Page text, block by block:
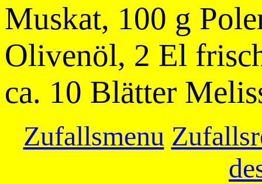
Muskat, 100 g
Olivenöl, 2 El
ca. 10 Blätter
Zufallsmenu